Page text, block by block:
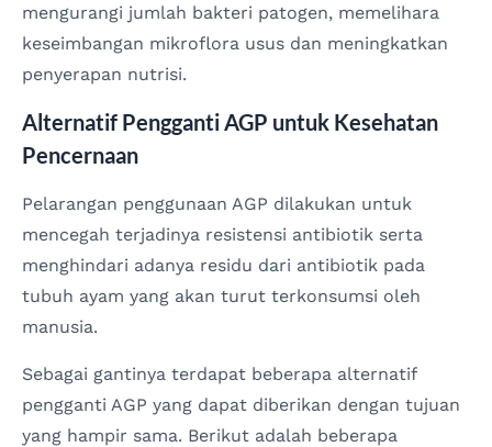
mengurangi jumlah bakteri patogen, memelihara
keseimbangan mikroflora usus dan meningkatkan
penyerapan nutrisi.
Alternatif Pengganti AGP untuk Kesehatan
Pencernaan
Pelarangan penggunaan AGP dilakukan untuk
mencegah terjadinya resistensi antibiotik serta
menghindari adanya residu dari antibiotik pada
tubuh ayam yang akan turut terkonsumsi oleh
manusia.
Sebagai gantinya terdapat beberapa alternatif
pengganti AGP yang dapat diberikan dengan tujuan
yang hampir sama. Berikut adalah beberapa